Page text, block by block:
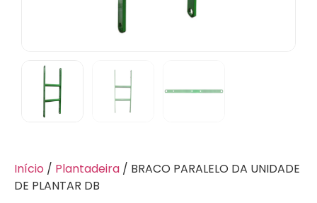
Início / Plantadeira / BRACO PARALELO DA UNIDADE
DE PLANTAR DB